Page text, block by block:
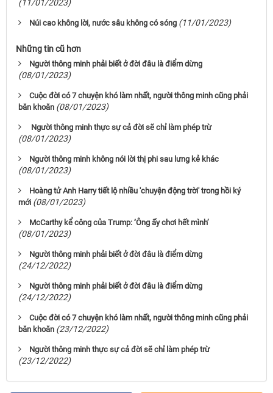
(11/01/2023)
Núi cao không lời, nước sâu không có sóng (11/01/2023)
Những tin cũ hơn
Người thông minh phải biết ở đời đâu là điểm dừng
(08/01/2023)
Cuộc đời có 7 chuyện khó làm nhất, người thông minh cũng phải
băn khoăn (08/01/2023)
Người thông minh thực sự cả đời sẽ chỉ làm phép trừ
(08/01/2023)
Người thông minh không nói lời thị phi sau lưng kẻ khác
(08/01/2023)
Hoàng tử Anh Harry tiết lộ nhiều 'chuyện động trời' trong hồi ký
mới (08/01/2023)
McCarthy kể công của Trump: ‘Ông ấy chơi hết mình’
(08/01/2023)
Người thông minh phải biết ở đời đâu là điểm dừng
(24/12/2022)
Người thông minh phải biết ở đời đâu là điểm dừng
(24/12/2022)
Cuộc đời có 7 chuyện khó làm nhất, người thông minh cũng phải
băn khoăn (23/12/2022)
Người thông minh thực sự cả đời sẽ chỉ làm phép trừ
(23/12/2022)